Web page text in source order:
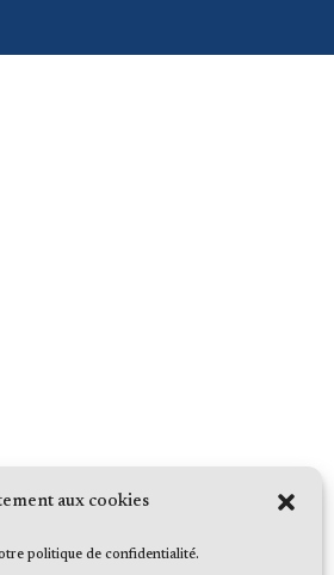
aux cookies
politique de confidentialité.